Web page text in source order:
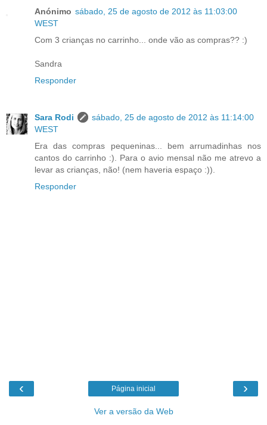
Anónimo sábado, 25 de agosto de 2012 às 11:03:00
WEST
Com 3 crianças no carrinho... onde vão as compras?? :)
Sandra
Responder
Sara Rodi
sábado, 25 de agosto de 2012 às 11:14:00
WEST
Era das compras pequeninas... bem arrumadinhas nos
cantos do carrinho :). Para o avio mensal não me atrevo a
levar as crianças, não! (nem haveria espaço :)).
Responder
‹ ›
Página inicial
Ver a versão da Web